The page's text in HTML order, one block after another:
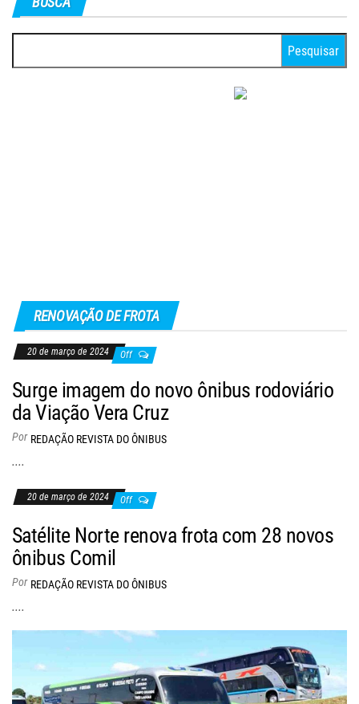
por:
RENOVAÇÃO DE FROTA
20 de março de 2024 Off
Surge imagem do novo ônibus rodoviário
da Viação Vera Cruz
Por REDAÇÃO REVISTA DO ÔNIBUS
....
20 de março de 2024 Off
Satélite Norte renova frota com 28 novos
ônibus Comil
Por REDAÇÃO REVISTA DO ÔNIBUS
....